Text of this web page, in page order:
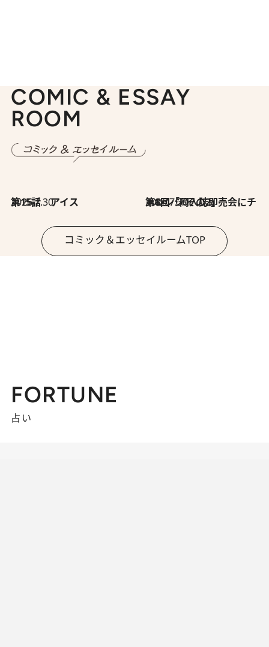
COMIC & ESSAY
ROOM
2026.7.30
第15話 アイス 2026.7.30
第8回「同人誌即売会にチャレンジ その2」
コミック＆エッセイルームTOP
FORTUNE
占い